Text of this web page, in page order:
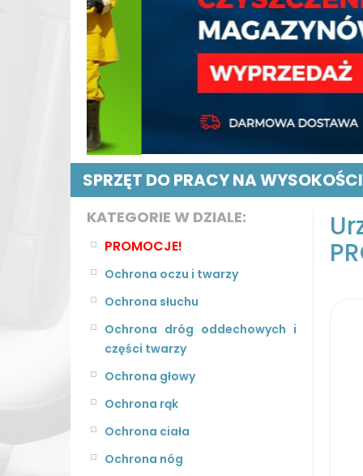
SPRZĘT DO PRACY NA WYSOKOŚCI
KATEGORIE W DZIALE:
PROMOCJE!
Ochrona oczu i twarzy
Ochrona słuchu
Ochrona dróg oddechowych i
części twarzy
Ochrona głowy
Ochrona rąk
Ochrona ciała
Ochrona nóg